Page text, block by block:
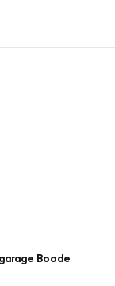
Boode